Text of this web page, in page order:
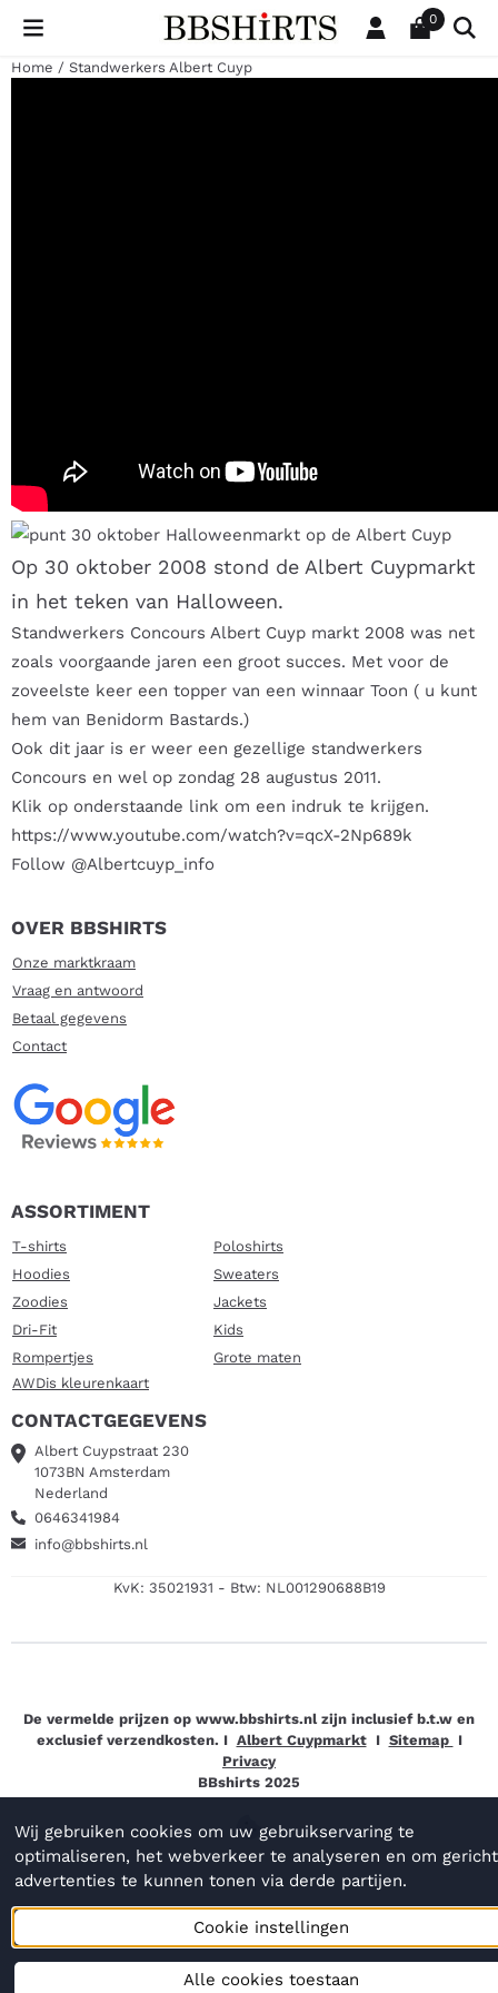
Cookievoorkeuren zijn beschikbaar. Kies instellingen of sta
0
Home / Standwerkers Albert Cuyp
30 oktober Halloweenmarkt op de Albert Cuyp
Op 30 oktober 2008 stond de Albert Cuypmarkt
in het teken van Halloween.
Standwerkers Concours Albert Cuyp markt 2008 was net
zoals voorgaande jaren een groot succes. Met voor de
zoveelste keer een topper van een winnaar Toon ( u kunt
hem van Benidorm Bastards.)
Ook dit jaar is er weer een gezellige standwerkers
Concours en wel op zondag 28 augustus 2011.
Klik op onderstaande link om een indruk te krijgen.
https://www.youtube.com/watch?v=qcX-2Np689k
Follow @Albertcuyp_info
OVER BBSHIRTS
Onze marktkraam
Vraag en antwoord
Betaal gegevens
Contact
ASSORTIMENT
T-shirts
Poloshirts
Hoodies
Sweaters
Zoodies
Jackets
Dri-Fit
Kids
Rompertjes
Grote maten
AWDis kleurenkaart
CONTACTGEGEVENS
Albert Cuypstraat 230
1073BN Amsterdam
Nederland
0646341984
info@bbshirts.nl
KvK: 35021931 - Btw: NL001290688B19
De vermelde prijzen op www.bbshirts.nl zijn inclusief b.t.w en
exclusief verzendkosten. I Albert CuypmarktI Sitemap I
Privacy
BBshirts 2025
Wij gebruiken cookies om uw gebruikservaring te
optimaliseren, het webverkeer te analyseren en om
advertenties te kunnen tonen via derde partijen.
Cookie instellingen
Alle cookies toestaan